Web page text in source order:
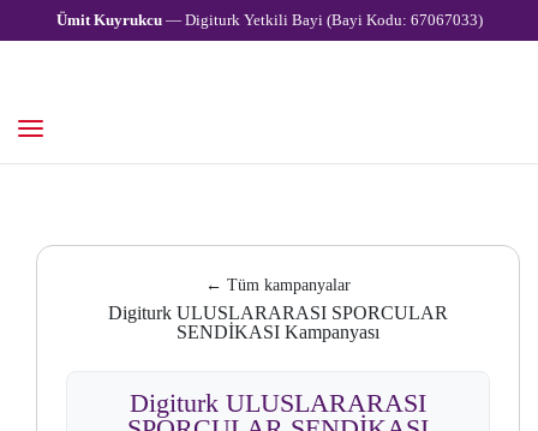
Ümit Kuyrukcu— Digiturk Yetkili Bayi (Bayi Kodu: 67067033)
← Tüm kampanyalar
Digiturk ULUSLARARASI SPORCULAR
SENDİKASI Kampanyası
Digiturk ULUSLARARASI